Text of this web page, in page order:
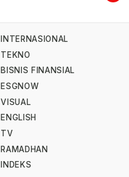
INTERNASIONAL
TEKNO
BISNIS FINANSIAL
ESGNOW
VISUAL
ENGLISH
TV
RAMADHAN
INDEKS